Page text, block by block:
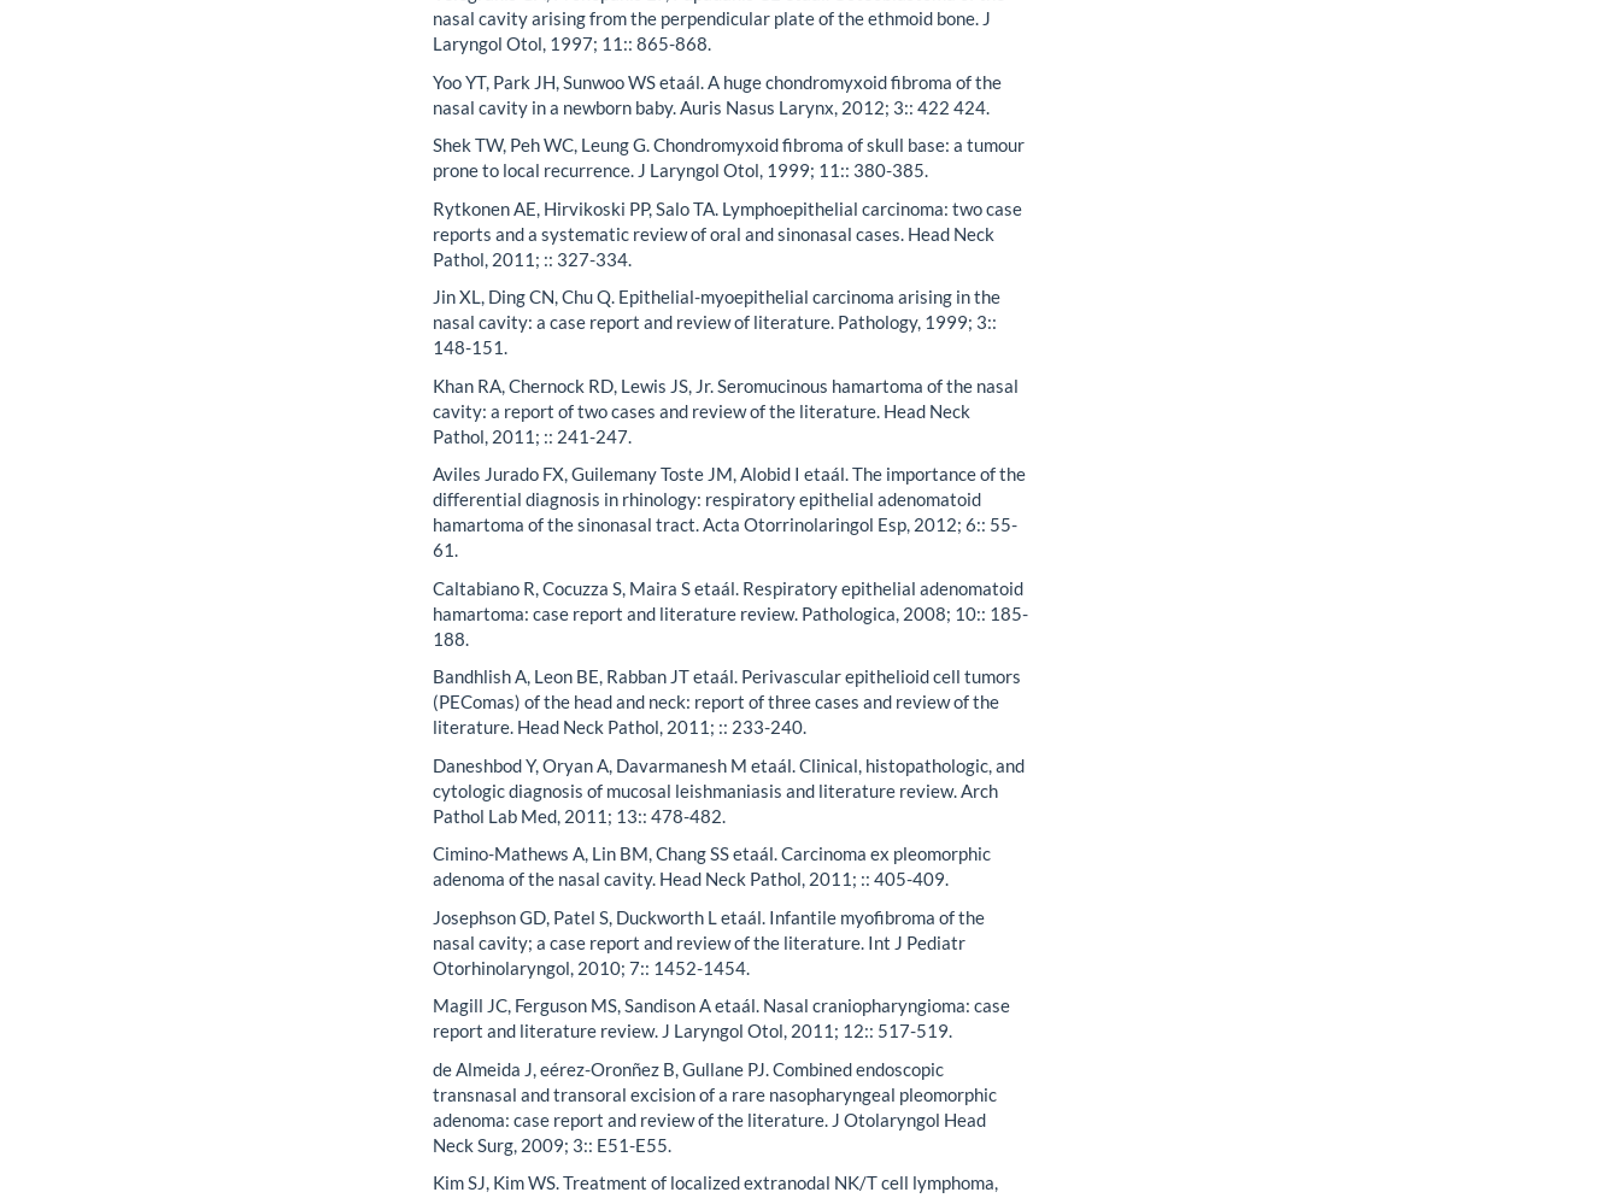
nasal cavity arising from the perpendicular plate of the ethmoid bone. J
Laryngol Otol, 1997; 11:: 865-868.
Yoo YT, Park JH, Sunwoo WS etaál. A huge chondromyxoid fibroma of the
nasal cavity in a newborn baby. Auris Nasus Larynx, 2012; 3:: 422 424.
Shek TW, Peh WC, Leung G. Chondromyxoid fibroma of skull base: a tumour
prone to local recurrence. J Laryngol Otol, 1999; 11:: 380-385.
Rytkonen AE, Hirvikoski PP, Salo TA. Lymphoepithelial carcinoma: two case
reports and a systematic review of oral and sinonasal cases. Head Neck
Pathol, 2011; :: 327-334.
Jin XL, Ding CN, Chu Q. Epithelial-myoepithelial carcinoma arising in the
nasal cavity: a case report and review of literature. Pathology, 1999; 3::
148-151.
Khan RA, Chernock RD, Lewis JS, Jr. Seromucinous hamartoma of the nasal
cavity: a report of two cases and review of the literature. Head Neck
Pathol, 2011; :: 241-247.
Aviles Jurado FX, Guilemany Toste JM, Alobid I etaál. The importance of the
differential diagnosis in rhinology: respiratory epithelial adenomatoid
hamartoma of the sinonasal tract. Acta Otorrinolaringol Esp, 2012; 6:: 55-
61.
Caltabiano R, Cocuzza S, Maira S etaál. Respiratory epithelial adenomatoid
hamartoma: case report and literature review. Pathologica, 2008; 10:: 185-
188.
Bandhlish A, Leon BE, Rabban JT etaál. Perivascular epithelioid cell tumors
(PEComas) of the head and neck: report of three cases and review of the
literature. Head Neck Pathol, 2011; :: 233-240.
Daneshbod Y, Oryan A, Davarmanesh M etaál. Clinical, histopathologic, and
cytologic diagnosis of mucosal leishmaniasis and literature review. Arch
Pathol Lab Med, 2011; 13:: 478-482.
Cimino-Mathews A, Lin BM, Chang SS etaál. Carcinoma ex pleomorphic
adenoma of the nasal cavity. Head Neck Pathol, 2011; :: 405-409.
Josephson GD, Patel S, Duckworth L etaál. Infantile myofibroma of the
nasal cavity; a case report and review of the literature. Int J Pediatr
Otorhinolaryngol, 2010; 7:: 1452-1454.
Magill JC, Ferguson MS, Sandison A etaál. Nasal craniopharyngioma: case
report and literature review. J Laryngol Otol, 2011; 12:: 517-519.
de Almeida J, eérez-Oronñez B, Gullane PJ. Combined endoscopic
transnasal and transoral excision of a rare nasopharyngeal pleomorphic
adenoma: case report and review of the literature. J Otolaryngol Head
Neck Surg, 2009; 3:: E51-E55.
Kim SJ, Kim WS. Treatment of localized extranodal NK/T cell lymphoma,